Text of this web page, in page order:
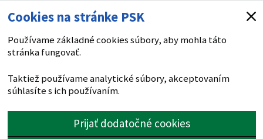
Cookies na stránke PSK
Používame základné cookies súbory, aby mohla táto
stránka fungovať.
Taktiež používame analytické súbory, akceptovaním
súhlasíte s ich používaním.
Prijať dodatočné cookies